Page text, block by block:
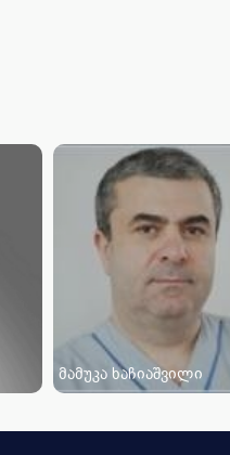
მამუკა ხაჩიაშვილი